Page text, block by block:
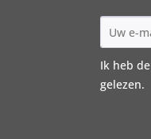
Ik heb de
gelezen.